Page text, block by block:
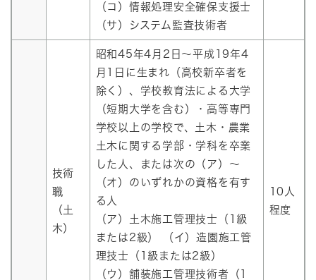
（コ）情報処理安全確保支援士
（サ）システム監査技術者
技術
職
（土
木）
昭和45年4月2日～平成19年4
月1日に生まれ（高校新卒者を
除く）、学校教育法による大学
（短期大学を含む）・高等専門
学校以上の学校で、土木・農業
土木に関する学部・学科を卒業
した人、または次の（ア）～
（オ）のいずれかの資格を有す
る人
（ア）土木施工管理技士（1級
または2級） （イ）造園施工管
理技士（1級または2級）
（ウ）舗装施工管理技術者（1
10人
程度